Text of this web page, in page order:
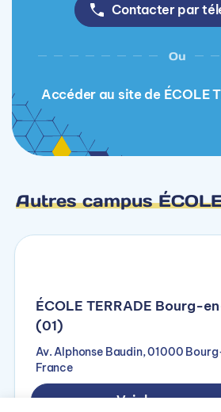
Contacter par
Ou
Accéder au site de ÉCOLE
Autres campus
ÉCOLE TERRADE Bourg-
(01)
Av. Alphonse Baudin, 01000
France
Voir le campus